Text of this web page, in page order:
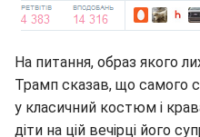
На питання, образ якого
Трамп сказав, що самого
у класичний костюм і
діти на цій вечірці його